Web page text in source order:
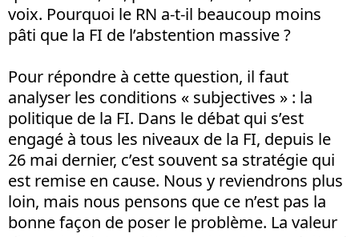
voix. Pourquoi le RN a-t-il beaucoup moins
pâti que la FI de l’abstention massive ?
Pour répondre à cette question, il faut
analyser les conditions « subjectives » : la
politique de la FI. Dans le débat qui s’est
engagé à tous les niveaux de la FI, depuis le
26 mai dernier, c’est souvent sa stratégie qui
est remise en cause. Nous y reviendrons plus
loin, mais nous pensons que ce n’est pas la
bonne façon de poser le problème. La valeur